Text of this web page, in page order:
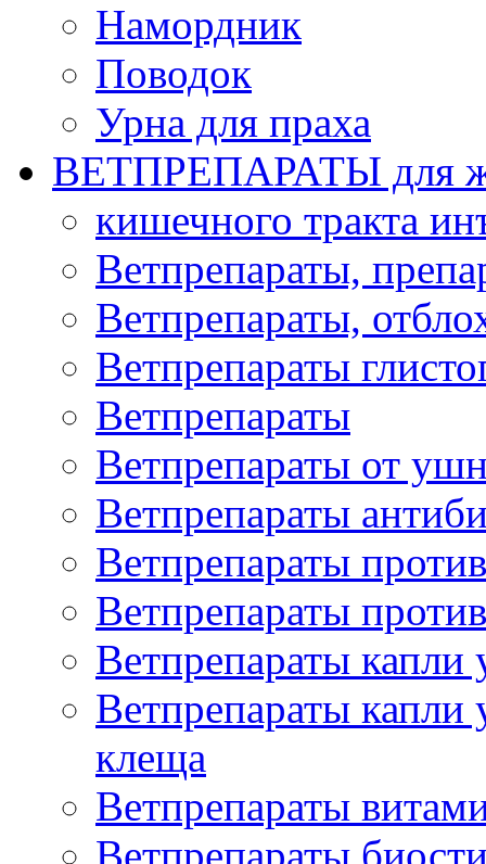
Намордник
Поводок
Урна для праха
ВЕТПРЕПАРАТЫ для
кишечного тракта
Ветпрепараты,
Ветпрепараты,
Ветпрепараты
Ветпрепараты
Ветпрепараты от
Ветпрепараты
Ветпрепараты
Ветпрепараты
Ветпрепараты
Ветпрепараты
клеща
Ветпрепараты
Ветпрепараты